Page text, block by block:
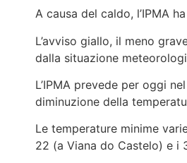
A causa del caldo, l’IPMA
L’avviso giallo, il meno
dalla situazione
L’IPMA prevede per oggi
diminuzione della
Le temperature minime
22 (a Viana do Castelo) e i